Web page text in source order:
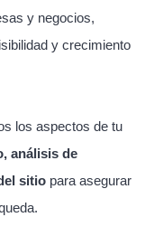
y negocios,
y crecimiento
los aspectos de tu
análisis de
sitio para asegurar